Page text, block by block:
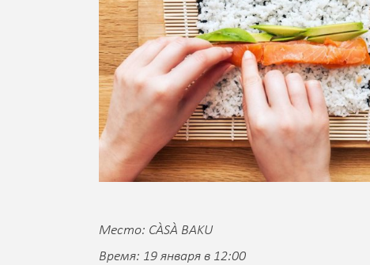
Место: CÀSÀ BAKU
Время: 19 января в 12:00